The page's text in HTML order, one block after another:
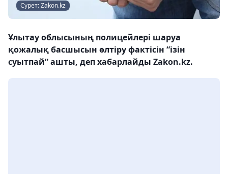
Сурет: Zakon.kz
Ұлытау облысының полицейлері шаруа
қожалық басшысын өлтіру фактісін “ізін
суытпай” ашты, деп хабарлайды Zakon.kz.